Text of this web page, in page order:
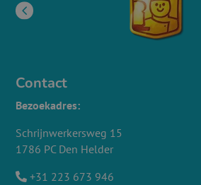
Contact
Bezoekadres:
Schrijnwerkersweg 15
1786 PC Den Helder
+31 223 673 946